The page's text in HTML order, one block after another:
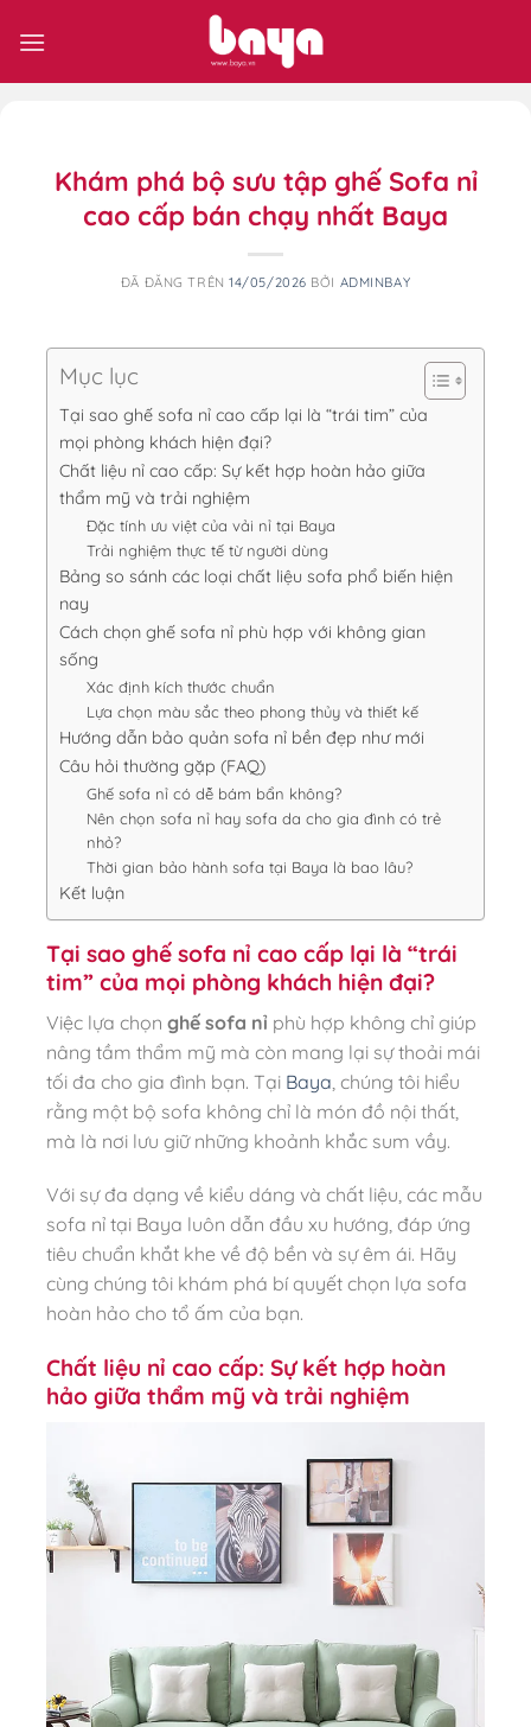
đến
Khám phá bộ sưu tập ghế Sofa nỉ
cao cấp bán chạy nhất Baya
ĐÃ ĐĂNG TRÊN14/05/2026 BỞI ADMINBAY
Mục lục
Tại sao ghế sofa nỉ cao cấp lại là “trái tim” của
mọi phòng khách hiện đại?
Chất liệu nỉ cao cấp: Sự kết hợp hoàn hảo giữa
thẩm mỹ và trải nghiệm
Đặc tính ưu việt của vải nỉ tại Baya
Trải nghiệm thực tế từ người dùng
Bảng so sánh các loại chất liệu sofa phổ biến hiện
nay
Cách chọn ghế sofa nỉ phù hợp với không gian
sống
Xác định kích thước chuẩn
Lựa chọn màu sắc theo phong thủy và thiết kế
Hướng dẫn bảo quản sofa nỉ bền đẹp như mới
Câu hỏi thường gặp (FAQ)
Ghế sofa nỉ có dễ bám bẩn không?
Nên chọn sofa nỉ hay sofa da cho gia đình có trẻ
nhỏ?
Thời gian bảo hành sofa tại Baya là bao lâu?
Kết luận
Tại sao ghế sofa nỉ cao cấp lại là “trái
tim” của mọi phòng khách hiện đại?
Việc lựa chọn ghế sofa nỉ phù hợp không chỉ giúp
nâng tầm thẩm mỹ mà còn mang lại sự thoải mái
tối đa cho gia đình bạn. Tại Baya , chúng tôi hiểu
rằng một bộ sofa không chỉ là món đồ nội thất,
mà là nơi lưu giữ những khoảnh khắc sum vầy.
Với sự đa dạng về kiểu dáng và chất liệu, các mẫu
sofa nỉ tại Baya luôn dẫn đầu xu hướng, đáp ứng
tiêu chuẩn khắt khe về độ bền và sự êm ái. Hãy
cùng chúng tôi khám phá bí quyết chọn lựa sofa
hoàn hảo cho tổ ấm của bạn.
Chất liệu nỉ cao cấp: Sự kết hợp hoàn
hảo giữa thẩm mỹ và trải nghiệm